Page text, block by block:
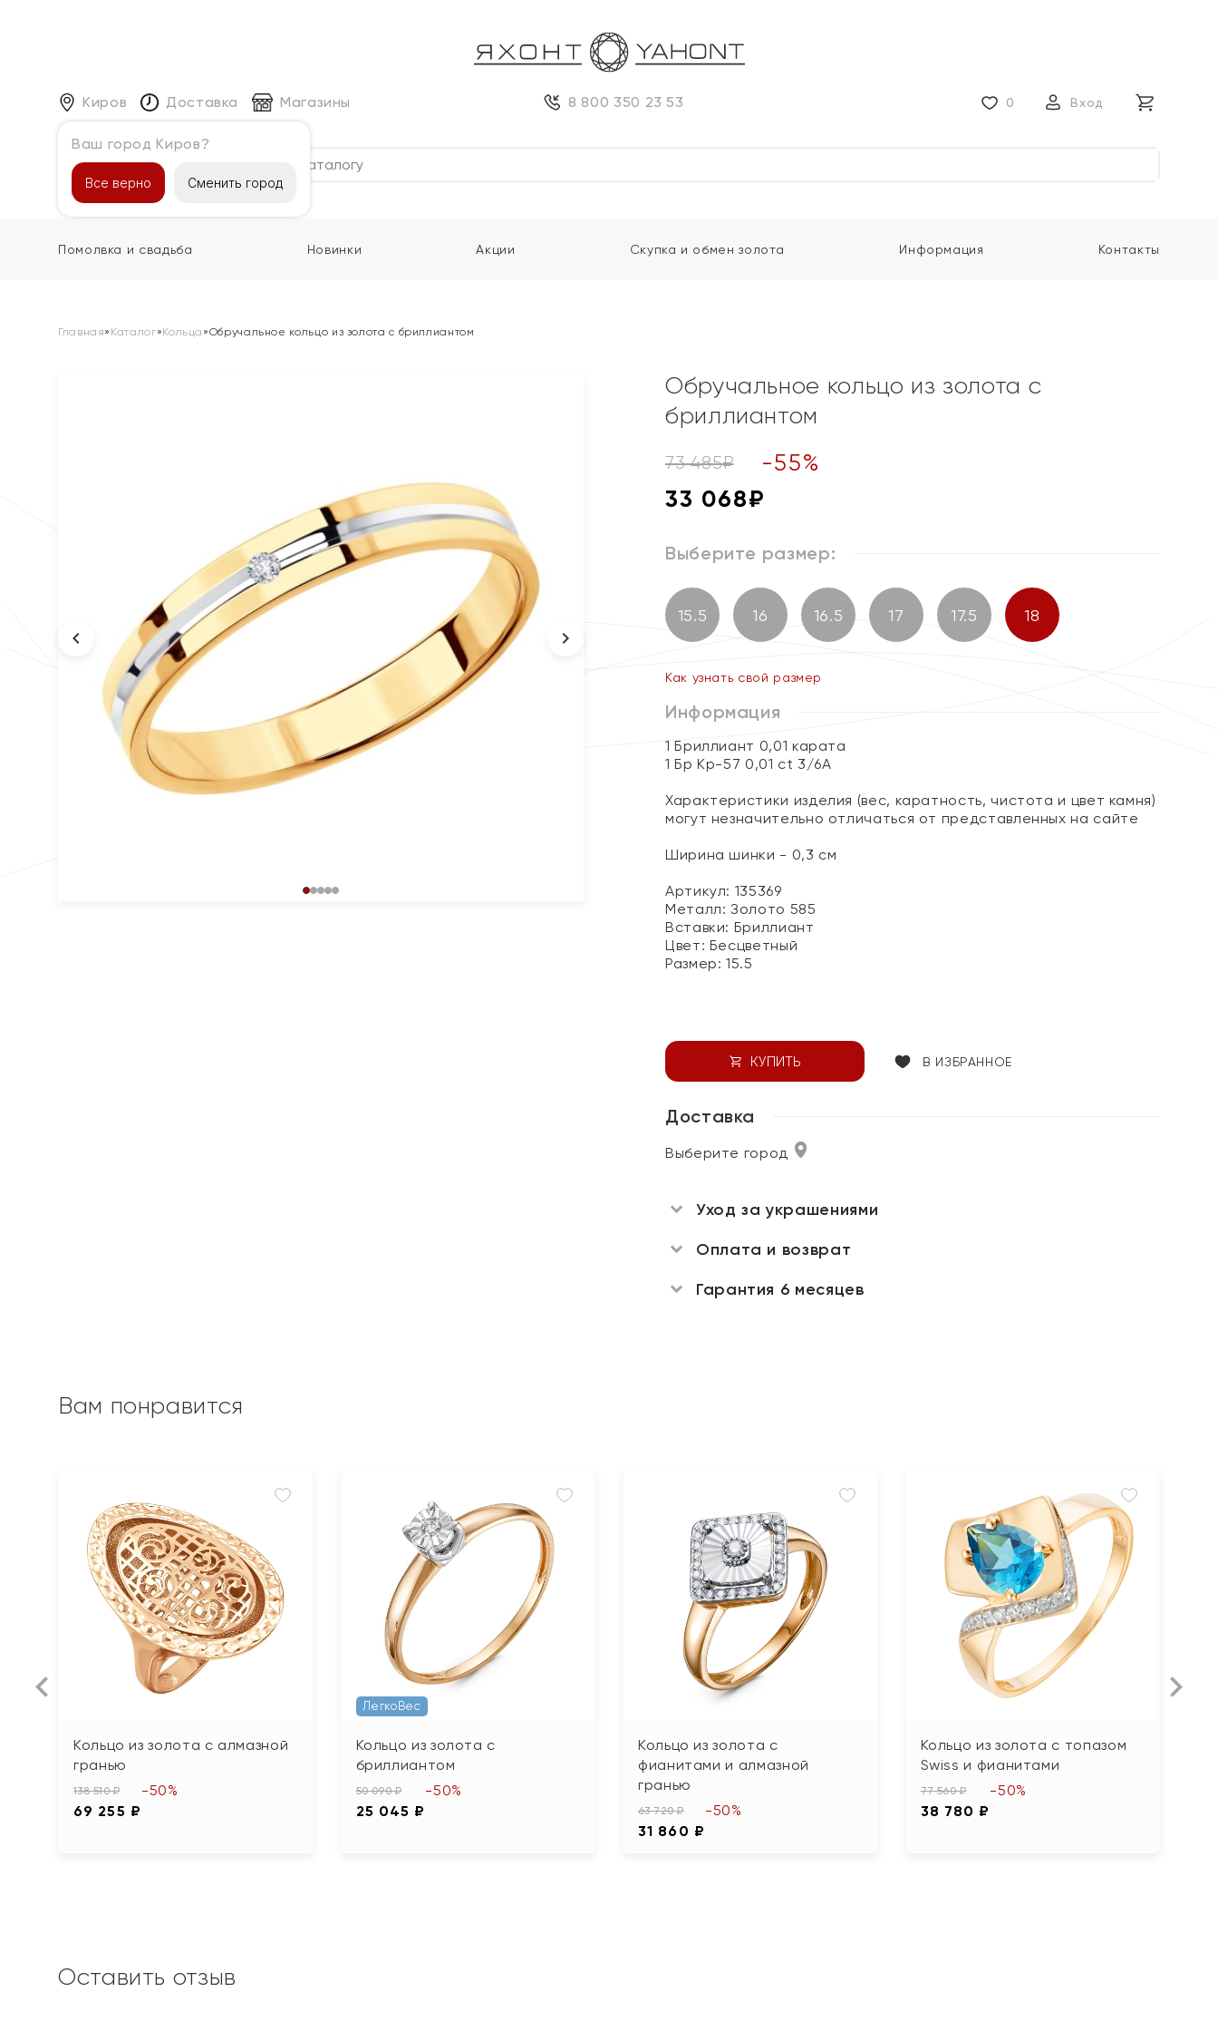
Киров
Ваш город Киров?
Все верно Сменить город
Доставка Магазины 8 800 350 23 53 0 Вход
Каталог
Помолвка и свадьба Новинки Акции Скупка и обмен золота Информация Контакты
Главная» Каталог»Кольца »Обручальное кольцо из золота с бриллиантом
Обручальное кольцо из золота с
бриллиантом
73 485₽ -55%
33 068₽
Выберите размер:
15.5 16 16.5 17 17.5 18
Как узнать свой размер
Информация
1 Бриллиант 0,01 карата
1 Бр Кр-57 0,01 ct 3/6А
Характеристики изделия (вес, каратность, чистота и цвет камня)
могут незначительно отличаться от представленных на сайте
Ширина шинки - 0,3 см
Артикул: 135369
Металл:Золото 585
Вставки: Бриллиант
Цвет: Бесцветный
Размер:15.5
КУПИТЬ В ИЗБРАННОЕ
Доставка
Выберите город
Уход за украшениями
Оплата и возврат
Гарантия 6 месяцев
Вам понравится
Кольцо из золота с алмазной
гранью
138 510 ₽
69 255 ₽
-50%
ЛегкоВес
Кольцо из золота с
бриллиантом
50 090 ₽
25 045 ₽
-50%
Кольцо из золота с
фианитами и алмазной
гранью
63 720 ₽
31 860 ₽
-50%
Кольцо из золота с топазом
Swiss и фианитами
77 560 ₽
38 780 ₽
-50%
Оставить отзыв